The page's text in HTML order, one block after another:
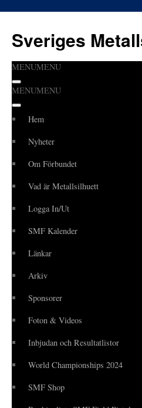
Sveriges
Hoppa
till
innehåll
MENUMENU
MENUMENU
Hem
Nyheter
Om Förbundet
Vad är Metallsilhuett
Logga In/Ut
SMF Kalender
Länkar
Arkiv
Sponsorer
Foton & Videos
Inbjudan och Resultatlistor
World Championships 2024
SMF Shop